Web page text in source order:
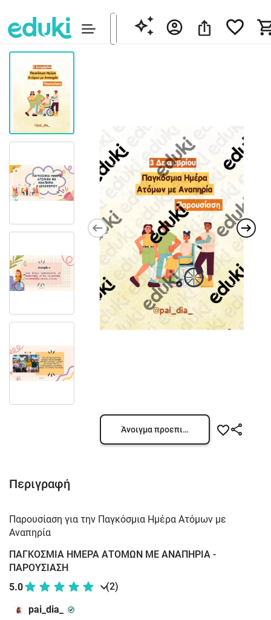
Άνοιγμα προεπισκόπησης
Περιγραφή
Παρουσίαση για την Παγκόσμια Ημέρα Ατόμων με
Αναπηρία
ΠΑΓΚΟΣΜΙΑ ΗΜΕΡΑ ΑΤΟΜΩΝ ΜΕ ΑΝΑΠΗΡΙΑ -
ΠΑΡΟΥΣΙΑΣΗ
5.0
(2)
pai_dia_